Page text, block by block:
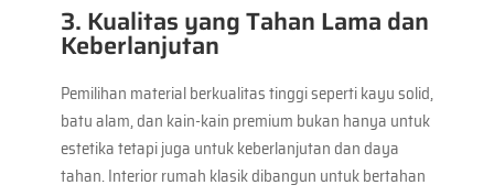
3. Kualitas yang Tahan Lama dan
Keberlanjutan
Pemilihan material berkualitas tinggi seperti kayu solid,
batu alam, dan kain-kain premium bukan hanya untuk
estetika tetapi juga untuk keberlanjutan dan daya
tahan. Interior rumah klasik dibangun untuk bertahan